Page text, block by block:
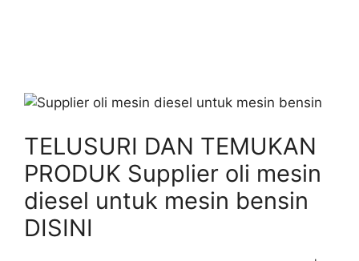
TELUSURI DAN TEMUKAN
PRODUK Supplier oli mesin
diesel untuk mesin bensin
DISINI